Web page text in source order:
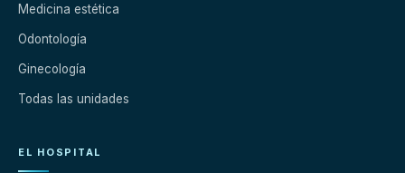
Medicina estética
Odontología
Ginecología
Todas las unidades
EL HOSPITAL